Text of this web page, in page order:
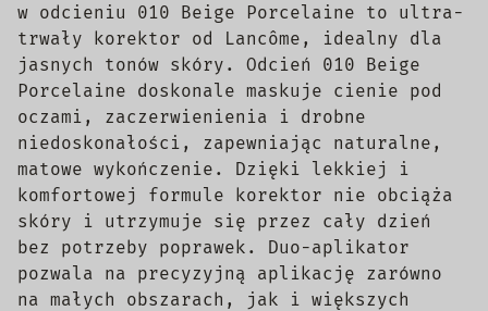
w odcieniu 010 Beige Porcelaine to ultra-
trwały korektor od Lancôme, idealny dla
jasnych tonów skóry. Odcień 010 Beige
Porcelaine doskonale maskuje cienie pod
oczami, zaczerwienienia i drobne
niedoskonałości, zapewniając naturalne,
matowe wykończenie. Dzięki lekkiej i
komfortowej formule korektor nie obciąża
skóry i utrzymuje się przez cały dzień
bez potrzeby poprawek. Duo-aplikator
pozwala na precyzyjną aplikację zarówno
na małych obszarach, jak i większych